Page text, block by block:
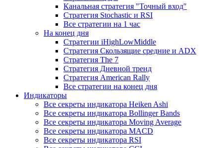
Канальная стратегия "Точный вход"
Стратегия Stochastic и RSI
Все стратегии на 1 час
На конец дня
Стратегии iHighLowMiddle
Стратегия Скользящие средние и ADX
Стратегия The 7
Стратегия Дневной тренд
Стратегия American Rally
Все стратегии на конец дня
Индикаторы
Все секреты индикатора Heiken Ashi
Все секреты индикатора Bollinger Bands
Все секреты индикатора Moving Average
Все секреты индикатора MACD
Все секреты индикатора RSI